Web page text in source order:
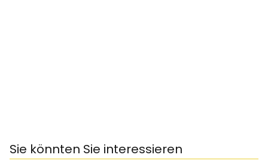
Sie könnten Sie interessieren